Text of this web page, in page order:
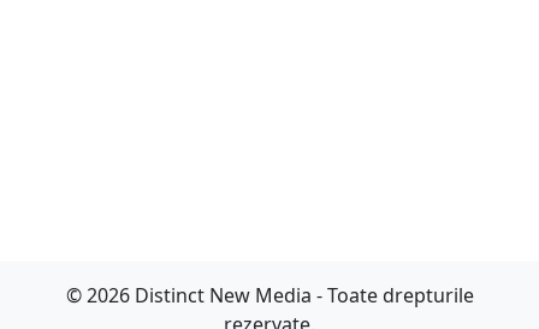
© 2026 Distinct New Media - Toate drepturile